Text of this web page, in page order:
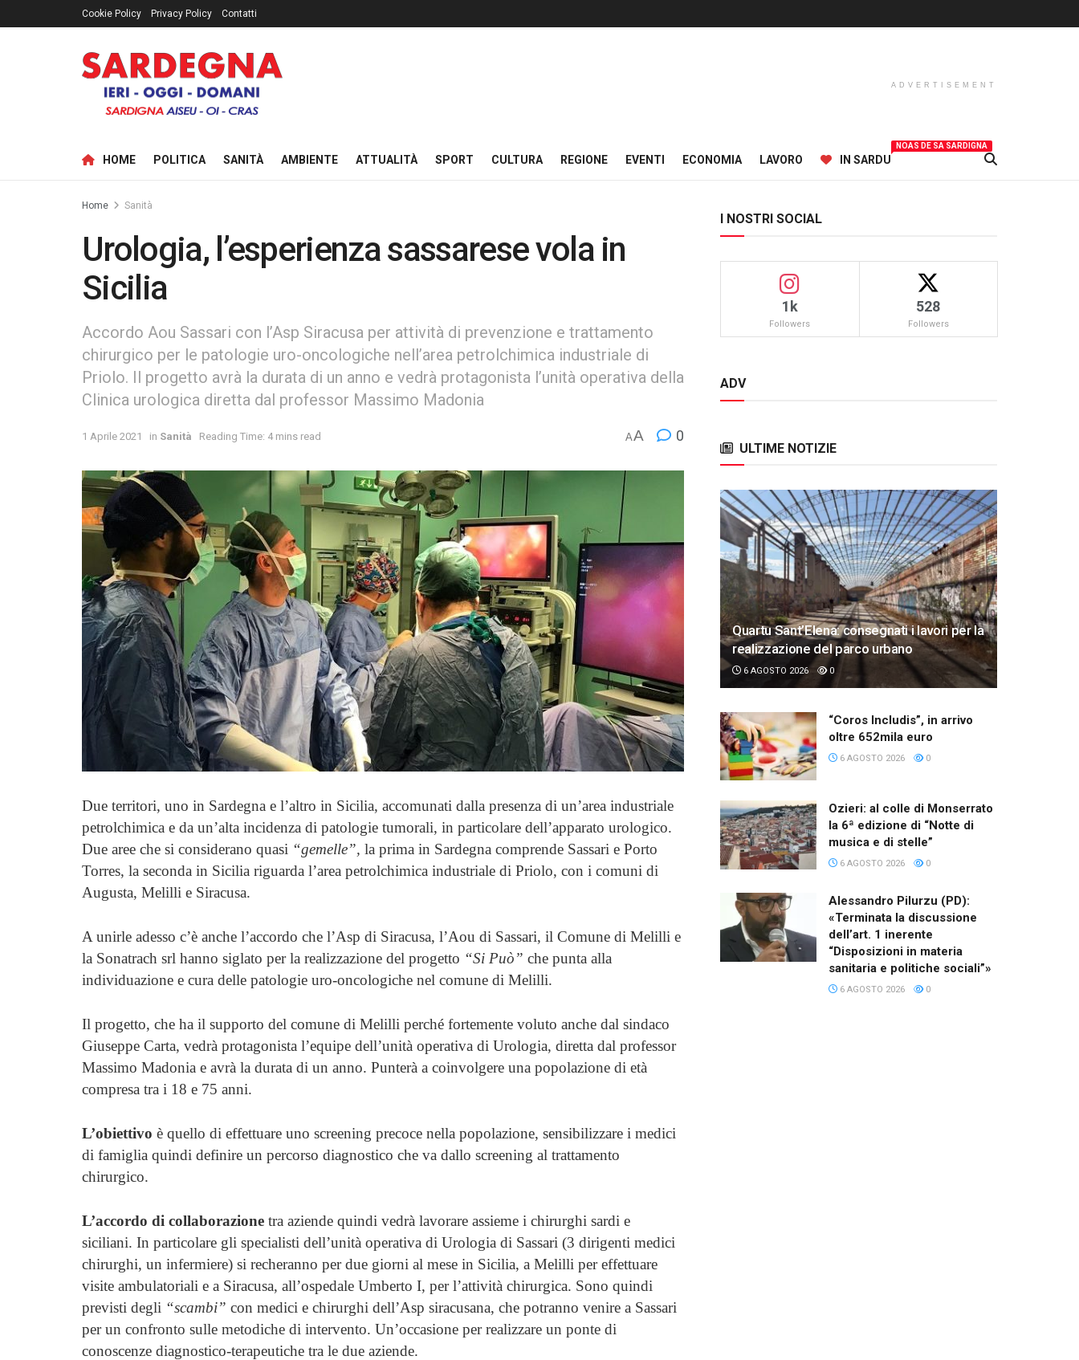
Cookie Policy Privacy Policy Contatti
ADVERTISEMENT
HOME POLITICA SANITÀ AMBIENTE ATTUALITÀ SPORT CULTURA REGIONE EVENTI ECONOMIA LAVORO IN SARDU
NOAS DE SA SARDIGNA
Home Sanità
Urologia, l’esperienza sassarese vola in
Sicilia
Accordo Aou Sassari con l’Asp Siracusa per attività di prevenzione e trattamento
chirurgico per le patologie uro-oncologiche nell’area petrolchimica industriale di
Priolo. Il progetto avrà la durata di un anno e vedrà protagonista l’unità operativa della
Clinica urologica diretta dal professor Massimo Madonia
1 Aprile 2021 in Sanità Reading Time: 4 mins read AA 0
Due territori, uno in Sardegna e l’altro in Sicilia, accomunati dalla presenza di un’area industriale
petrolchimica e da un’alta incidenza di patologie tumorali, in particolare dell’apparato urologico.
Due aree che si considerano quasi “gemelle”, la prima in Sardegna comprende Sassari e Porto
Torres, la seconda in Sicilia riguarda l’area petrolchimica industriale di Priolo, con i comuni di
Augusta, Melilli e Siracusa.
A unirle adesso c’è anche l’accordo che l’Asp di Siracusa, l’Aou di Sassari, il Comune di Melilli e
la Sonatrach srl hanno siglato per la realizzazione del progetto “Si Può” che punta alla
individuazione e cura delle patologie uro-oncologiche nel comune di Melilli.
Il progetto, che ha il supporto del comune di Melilli perché fortemente voluto anche dal sindaco
Giuseppe Carta, vedrà protagonista l’equipe dell’unità operativa di Urologia, diretta dal professor
Massimo Madonia e avrà la durata di un anno. Punterà a coinvolgere una popolazione di età
compresa tra i 18 e 75 anni.
L’obiettivo è quello di effettuare uno screening precoce nella popolazione, sensibilizzare i medici
di famiglia quindi definire un percorso diagnostico che va dallo screening al trattamento
chirurgico.
L’accordo di collaborazione tra aziende quindi vedrà lavorare assieme i chirurghi sardi e
siciliani. In particolare gli specialisti dell’unità operativa di Urologia di Sassari (3 dirigenti medici
chirurghi, un infermiere) si recheranno per due giorni al mese in Sicilia, a Melilli per effettuare
visite ambulatoriali e a Siracusa, all’ospedale Umberto I, per l’attività chirurgica. Sono quindi
previsti degli “scambi” con medici e chirurghi dell’Asp siracusana, che potranno venire a Sassari
per un confronto sulle metodiche di intervento. Un’occasione per realizzare un ponte di
conoscenze diagnostico-terapeutiche tra le due aziende.
I NOSTRI SOCIAL
1k
Followers
528
Followers
ADV
ULTIME NOTIZIE
Quartu Sant’Elena: consegnati i lavori per la
realizzazione del parco urbano
6 AGOSTO 2026 0
“Coros Includis”, in arrivo
oltre 652mila euro
6 AGOSTO 2026 0
Ozieri: al colle di Monserrato
la 6ª edizione di “Notte di
musica e di stelle”
6 AGOSTO 2026 0
Alessandro Pilurzu (PD):
«Terminata la discussione
dell’art. 1 inerente
“Disposizioni in materia
sanitaria e politiche sociali”»
6 AGOSTO 2026 0